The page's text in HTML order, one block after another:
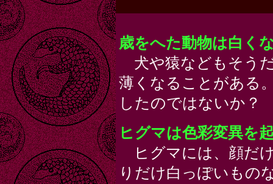
歳をへた動物は白く
犬や猿などもそう
薄くなることがある
したのではないか？
ヒグマは色彩変異を
ヒグマには、顔だ
りだけ白っぽいもの